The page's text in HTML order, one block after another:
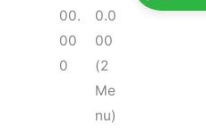
00.
00
0
0.0
00
(2
Me
nu)